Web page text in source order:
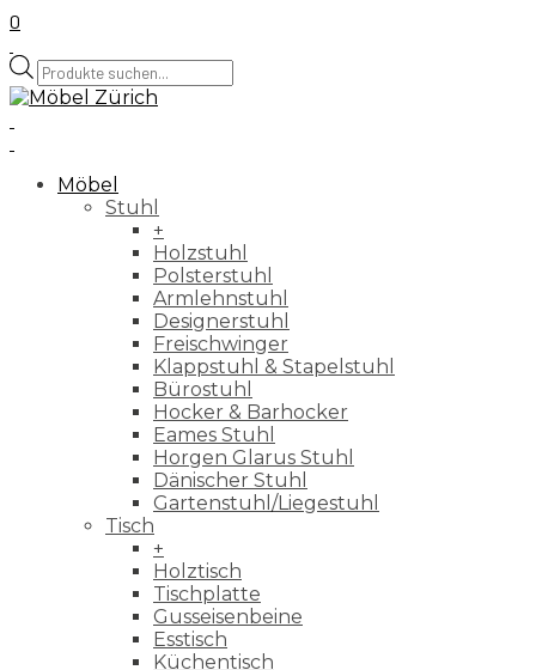
0
Products
search
Möbel
Stuhl
+
Holzstuhl
Polsterstuhl
Armlehnstuhl
Designerstuhl
Freischwinger
Klappstuhl & Stapelstuhl
Bürostuhl
Hocker & Barhocker
Eames Stuhl
Horgen Glarus Stuhl
Dänischer Stuhl
Gartenstuhl/Liegestuhl
Tisch
+
Holztisch
Tischplatte
Gusseisenbeine
Esstisch
Küchentisch